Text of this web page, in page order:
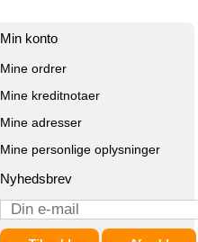
Min konto
Mine ordrer
Mine kreditnotaer
Mine adresser
Mine personlige oplysninger
Nyhedsbrev